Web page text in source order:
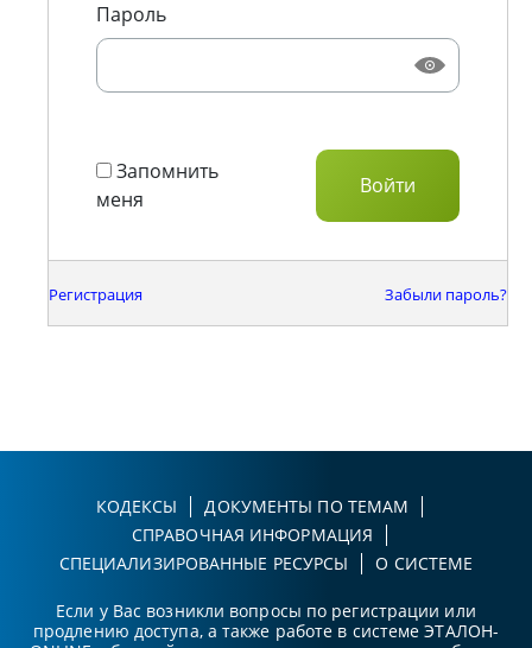
Пароль
Запомнить
меня
Регистрация Забыли пароль?
КОДЕКСЫ
ДОКУМЕНТЫ ПО ТЕМАМ
СПРАВОЧНАЯ ИНФОРМАЦИЯ
СПЕЦИАЛИЗИРОВАННЫЕ РЕСУРСЫ
О СИСТЕМЕ
Если у Вас возникли вопросы по регистрации или
продлению доступа, а также работе в системе ЭТАЛОН-